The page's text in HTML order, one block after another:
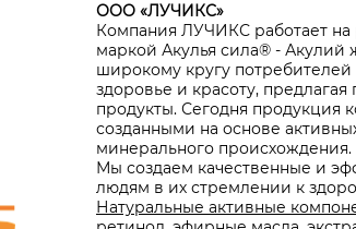
ООО «ЛУЧИКС»
Компания ЛУЧИКС работает на
маркой Акулья сила® -
широкому кругу
здоровье и красоту,
продукты. Сегодня продукция
созданными на основе
минерального происхождения.
Мы создаем качественные и
людям в их стремлении к
Натуральные активные